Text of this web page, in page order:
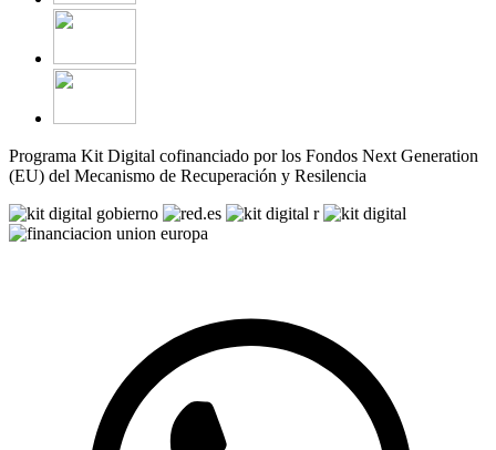
Programa Kit Digital cofinanciado por los Fondos Next Generation
(EU) del Mecanismo de Recuperación y Resilencia